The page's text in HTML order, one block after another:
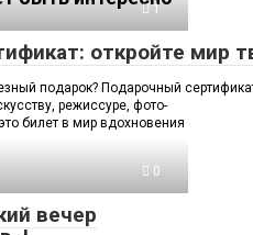
1
откройте мир
подарок? Подарочный
режиссуре, фото-
билет в мир вдохновения
0
вечер